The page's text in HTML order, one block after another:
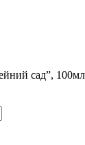
сад”, 100мл